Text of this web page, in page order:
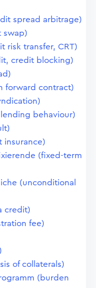
spread arbitrage)
swap)
risk transfer, CRT)
credit blocking)
forward contract)
behaviour)
insurance)
(fixed-term
(unconditional
credit)
fee)
of collaterals)
(burden